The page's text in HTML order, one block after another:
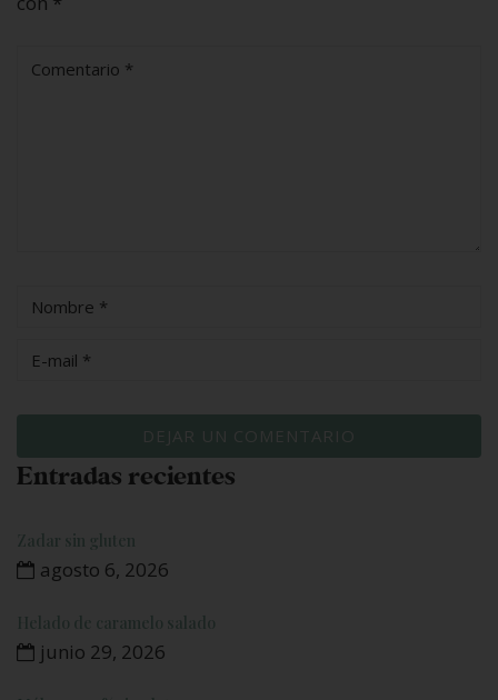
Entradas recientes
Zadar sin gluten
agosto 6, 2026
Helado de caramelo salado
junio 29, 2026